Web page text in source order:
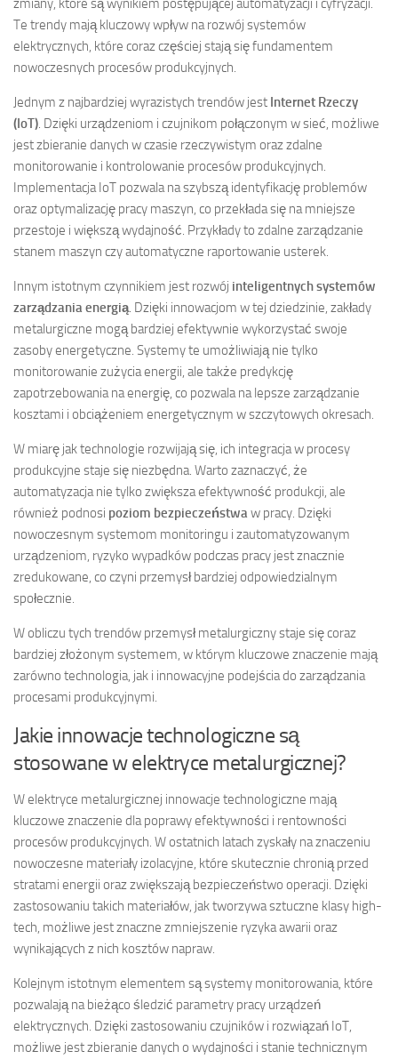
zmiany, które są wynikiem postępującej automatyzacji i cyfryzacji.
Te trendy mają kluczowy wpływ na rozwój systemów
elektrycznych, które coraz częściej stają się fundamentem
nowoczesnych procesów produkcyjnych.
Jednym z najbardziej wyrazistych trendów jest Internet Rzeczy
(IoT). Dzięki urządzeniom i czujnikom połączonym w sieć, możliwe
jest zbieranie danych w czasie rzeczywistym oraz zdalne
monitorowanie i kontrolowanie procesów produkcyjnych.
Implementacja IoT pozwala na szybszą identyfikację problemów
oraz optymalizację pracy maszyn, co przekłada się na mniejsze
przestoje i większą wydajność. Przykłady to zdalne zarządzanie
stanem maszyn czy automatyczne raportowanie usterek.
Innym istotnym czynnikiem jest rozwój inteligentnych systemów
zarządzania energią. Dzięki innowacjom w tej dziedzinie, zakłady
metalurgiczne mogą bardziej efektywnie wykorzystać swoje
zasoby energetyczne. Systemy te umożliwiają nie tylko
monitorowanie zużycia energii, ale także predykcję
zapotrzebowania na energię, co pozwala na lepsze zarządzanie
kosztami i obciążeniem energetycznym w szczytowych okresach.
W miarę jak technologie rozwijają się, ich integracja w procesy
produkcyjne staje się niezbędna. Warto zaznaczyć, że
automatyzacja nie tylko zwiększa efektywność produkcji, ale
również podnosi poziom bezpieczeństwaw pracy. Dzięki
nowoczesnym systemom monitoringu i zautomatyzowanym
urządzeniom, ryzyko wypadków podczas pracy jest znacznie
zredukowane, co czyni przemysł bardziej odpowiedzialnym
społecznie.
W obliczu tych trendów przemysł metalurgiczny staje się coraz
bardziej złożonym systemem, w którym kluczowe znaczenie mają
zarówno technologia, jak i innowacyjne podejścia do zarządzania
procesami produkcyjnymi.
Jakie innowacje technologiczne są
stosowane w elektryce metalurgicznej?
W elektryce metalurgicznej innowacje technologiczne mają
kluczowe znaczenie dla poprawy efektywności i rentowności
procesów produkcyjnych. W ostatnich latach zyskały na znaczeniu
nowoczesne materiały izolacyjne, które skutecznie chronią przed
stratami energii oraz zwiększają bezpieczeństwo operacji. Dzięki
zastosowaniu takich materiałów, jak tworzywa sztuczne klasy high-
tech, możliwe jest znaczne zmniejszenie ryzyka awarii oraz
wynikających z nich kosztów napraw.
Kolejnym istotnym elementem są systemy monitorowania, które
pozwalają na bieżąco śledzić parametry pracy urządzeń
elektrycznych. Dzięki zastosowaniu czujników i rozwiązań IoT,
możliwe jest zbieranie danych o wydajności i stanie technicznym